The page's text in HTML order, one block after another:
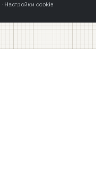
· Настройки cookie